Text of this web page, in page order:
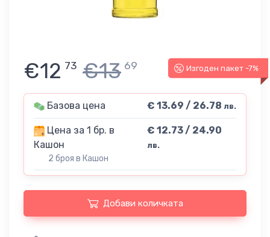
Изгоден пакет -7%
€12 73 €13 69
Базова цена € 13.69 / 26.78 лв.
Цена за 1 бр. в
Кашон
2 броя в Кашон
€ 12.73 / 24.90
лв.
Добави количката